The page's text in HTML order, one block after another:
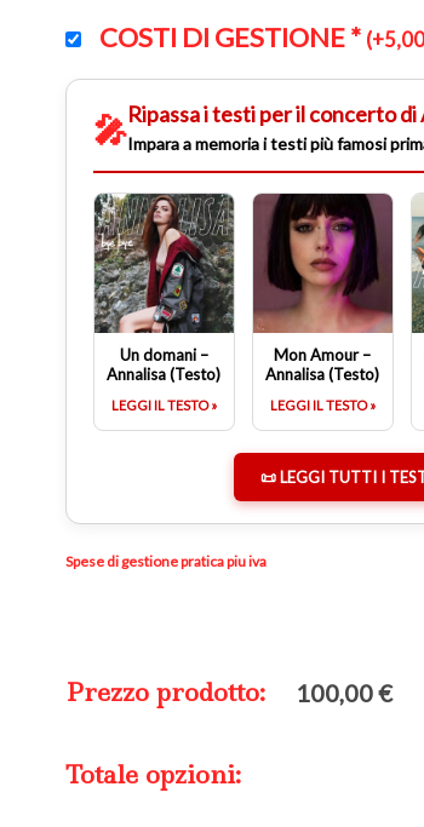
COSTI DI GESTIONE* (+
🎤Ripassa i testi per il concerto
Impara a memoria i testi più famosi
Un domani –
Annalisa (Testo)
LEGGI IL TESTO »
Mon Amour –
Annalisa (Testo)
LEGGI IL TESTO »
📜 LEGGI TUTTI I
Spese di gestione pratica piu iva
Prezzo prodotto: 100,00€
Totale opzioni: